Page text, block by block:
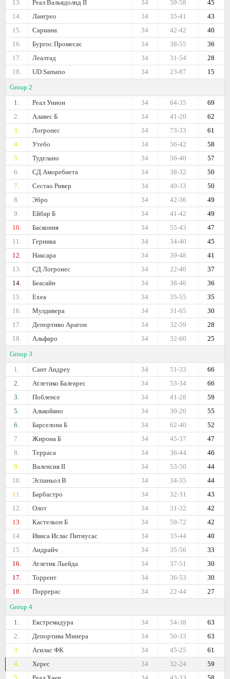
13.
Реал Вальядолид II 45
59-58
34
14.
Лангрео 43
35-41
34
15.
Сариана 40
42-42
34
16.
Бургос Промесас 36
38-55
34
17.
Леалтад 28
31-54
34
18.
UD Samano 15
23-87
34
Group 2
1.
Реал Унион 69
64-35
34
2.
Алавес Б 62
41-20
34
3.
Логронес 61
73-33
34
4.
Утебо 58
56-42
34
5.
Туделано 57
56-40
34
6.
СД Аморебиета 50
38-32
34
7.
Сестао Ривер 50
40-33
34
8.
Эбро 49
42-36
34
9.
Ейбар Б 49
41-42
34
10.
Баскония 47
55-43
34
11.
Герника 45
34-40
34
12.
Наксара 41
39-48
34
13.
СД Логронес 37
22-40
34
14.
Беасайн 36
38-46
34
15.
Ехеа 35
35-55
34
16.
Мулдивера 30
31-65
34
17.
Депортиво Арагон 28
32-59
34
18.
Альфаро 25
32-60
34
Group 3
1.
Сант Андреу 66
51-33
34
2.
Атлетико Балеарес 66
53-34
34
3.
Побленсе 59
41-28
34
5.
Алькойяно 55
30-20
34
6.
Барселона Б 52
62-40
34
7.
Жирона Б 47
45-37
34
8.
Терраса 46
36-44
34
9.
Валенсия II 44
53-50
34
10.
Эспаньол B 44
34-35
34
11.
Барбастро 43
32-31
34
12.
Олот 42
31-32
34
13.
Кастельон Б 42
59-72
34
14.
Ивиса Ислас Питиусас 40
35-44
34
15.
Андрайч 33
35-56
34
16.
Атлетик Льейда 30
37-51
34
17.
Торрент 30
36-53
34
18.
Поррерас 27
22-44
34
Group 4
1.
Екстремадура 63
54-38
34
2.
Депортива Минера 63
50-33
34
3.
Агилас ФК 61
45-25
34
4.
Херес 59
32-24
34